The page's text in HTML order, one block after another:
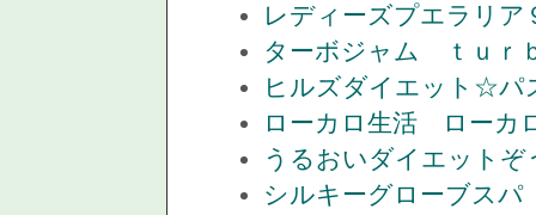
レディーズプエラリ
ターボジャム ｔｕ
ヒルズダイエット☆パ
ローカロ生活 ローカ
うるおいダイエットぞ
シルキーグローブスパ